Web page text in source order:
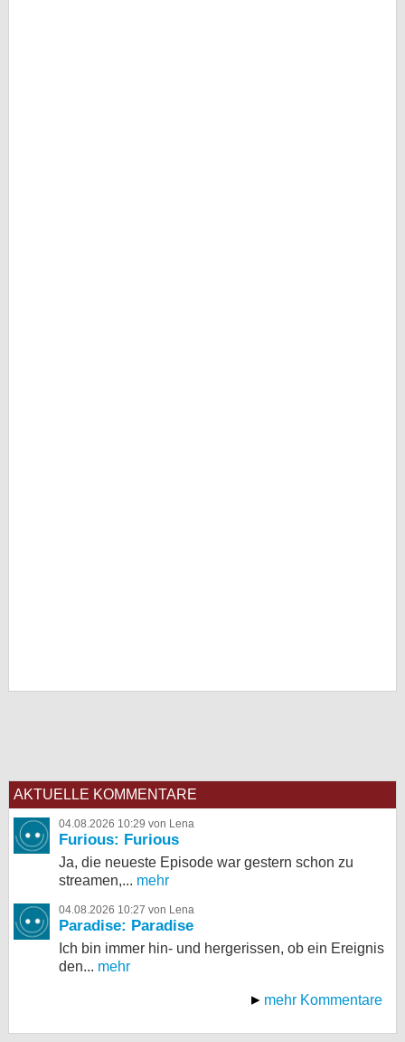
AKTUELLE KOMMENTARE
04.08.2026 10:29 von Lena
Furious: Furious
Ja, die neueste Episode war gestern schon zu
streamen,... mehr
04.08.2026 10:27 von Lena
Paradise: Paradise
Ich bin immer hin- und hergerissen, ob ein Ereignis
den... mehr
mehr Kommentare